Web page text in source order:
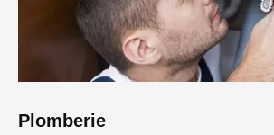
Plomberie